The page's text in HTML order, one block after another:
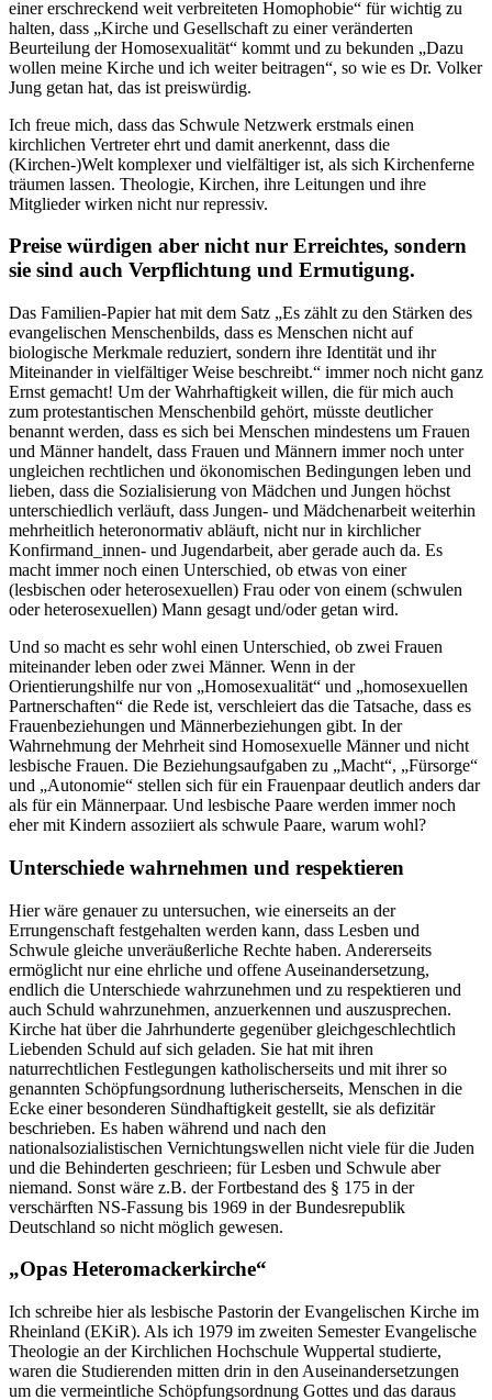
einer erschreckend weit verbreiteten Homophobie“ für wichtig zu
halten, dass „Kirche und Gesellschaft zu einer veränderten
Beurteilung der Homosexualität“ kommt und zu bekunden „Dazu
wollen meine Kirche und ich weiter beitragen“, so wie es Dr. Volker
Jung getan hat, das ist preiswürdig.
Ich freue mich, dass das Schwule Netzwerk erstmals einen
kirchlichen Vertreter ehrt und damit anerkennt, dass die
(Kirchen-)Welt komplexer und vielfältiger ist, als sich Kirchenferne
träumen lassen. Theologie, Kirchen, ihre Leitungen und ihre
Mitglieder wirken nicht nur repressiv.
Preise würdigen aber nicht nur Erreichtes, sondern
sie sind auch Verpflichtung und Ermutigung.
Das Familien-Papier hat mit dem Satz „Es zählt zu den Stärken des
evangelischen Menschenbilds, dass es Menschen nicht auf
biologische Merkmale reduziert, sondern ihre Identität und ihr
Miteinander in vielfältiger Weise beschreibt.“ immer noch nicht ganz
Ernst gemacht! Um der Wahrhaftigkeit willen, die für mich auch
zum protestantischen Menschenbild gehört, müsste deutlicher
benannt werden, dass es sich bei Menschen mindestens um Frauen
und Männer handelt, dass Frauen und Männern immer noch unter
ungleichen rechtlichen und ökonomischen Bedingungen leben und
lieben, dass die Sozialisierung von Mädchen und Jungen höchst
unterschiedlich verläuft, dass Jungen- und Mädchenarbeit weiterhin
mehrheitlich heteronormativ abläuft, nicht nur in kirchlicher
Konfirmand_innen- und Jugendarbeit, aber gerade auch da. Es
macht immer noch einen Unterschied, ob etwas von einer
(lesbischen oder heterosexuellen) Frau oder von einem (schwulen
oder heterosexuellen) Mann gesagt und/oder getan wird.
Und so macht es sehr wohl einen Unterschied, ob zwei Frauen
miteinander leben oder zwei Männer. Wenn in der
Orientierungshilfe nur von „Homosexualität“ und „homosexuellen
Partnerschaften“ die Rede ist, verschleiert das die Tatsache, dass es
Frauenbeziehungen und Männerbeziehungen gibt. In der
Wahrnehmung der Mehrheit sind Homosexuelle Männer und nicht
lesbische Frauen. Die Beziehungsaufgaben zu „Macht“, „Fürsorge“
und „Autonomie“ stellen sich für ein Frauenpaar deutlich anders dar
als für ein Männerpaar. Und lesbische Paare werden immer noch
eher mit Kindern assoziiert als schwule Paare, warum wohl?
Unterschiede wahrnehmen und respektieren
Hier wäre genauer zu untersuchen, wie einerseits an der
Errungenschaft festgehalten werden kann, dass Lesben und
Schwule gleiche unveräußerliche Rechte haben. Andererseits
ermöglicht nur eine ehrliche und offene Auseinandersetzung,
endlich die Unterschiede wahrzunehmen und zu respektieren und
auch Schuld wahrzunehmen, anzuerkennen und auszusprechen.
Kirche hat über die Jahrhunderte gegenüber gleichgeschlechtlich
Liebenden Schuld auf sich geladen. Sie hat mit ihren
naturrechtlichen Festlegungen katholischerseits und mit ihrer so
genannten Schöpfungsordnung lutherischerseits, Menschen in die
Ecke einer besonderen Sündhaftigkeit gestellt, sie als defizitär
beschrieben. Es haben während und nach den
nationalsozialistischen Vernichtungswellen nicht viele für die Juden
und die Behinderten geschrieen; für Lesben und Schwule aber
niemand. Sonst wäre z.B. der Fortbestand des § 175 in der
verschärften NS-Fassung bis 1969 in der Bundesrepublik
Deutschland so nicht möglich gewesen.
„Opas Heteromackerkirche“
Ich schreibe hier als lesbische Pastorin der Evangelischen Kirche im
Rheinland (EKiR). Als ich 1979 im zweiten Semester Evangelische
Theologie an der Kirchlichen Hochschule Wuppertal studierte,
waren die Studierenden mitten drin in den Auseinandersetzungen
um die vermeintliche Schöpfungsordnung Gottes und das daraus